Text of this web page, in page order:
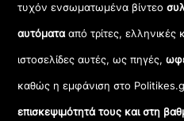
τυχόν ενσωματωμένα βίντεο
αυτόματααπό τρίτες, ελληνικές
ιστοσελίδες αυτές, ως πηγές,
καθώς η εμφάνιση στο
επισκεψιμότητά τους και στη